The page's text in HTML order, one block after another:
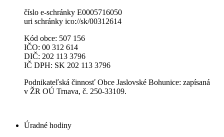
číslo e-schránky E0005716050
uri schránky ico://sk/00312614
Kód obce: 507 156
IČO: 00 312 614
DIČ: 202 113 3796
IČ DPH: SK 202 113 3796
Podnikateľská činnosť Obce Jaslovské Bohunice: zapísaná
v ŽR OÚ Trnava, č. 250-33109.
Úradné hodiny